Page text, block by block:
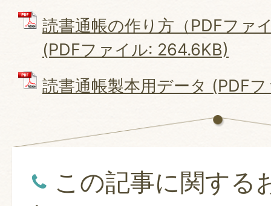
読書通帳の作り方（PDFファ
(PDFファイル: 264.6KB)
読書通帳製本用データ (PDF
この記事に関する